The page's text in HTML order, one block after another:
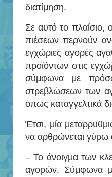
διατίμηση.
Σε αυτό το πλαίσιο,
πιέσεων περνούν
εγχώριες αγορές
προϊόντων στις
σύμφωνα με
στρεβλώσεων των
όπως καταγγελτικά
Έτσι, μία
να αρθρώνεται γύρω
– Το άνοιγμα των
αγορών. Σύμφωνα